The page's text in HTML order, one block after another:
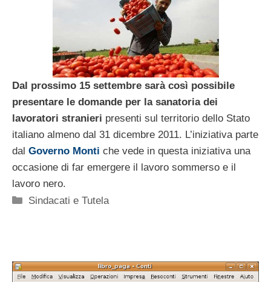
Dal prossimo 15 settembre sarà così possibile
presentare le domande per la sanatoria dei
lavoratori stranieri presenti sul territorio dello Stato
italiano almeno dal 31 dicembre 2011. L’iniziativa parte
dal Governo Monti che vede in questa iniziativa una
occasione di far emergere il lavoro sommerso e il
lavoro nero.
Categorie
Sindacati e Tutela